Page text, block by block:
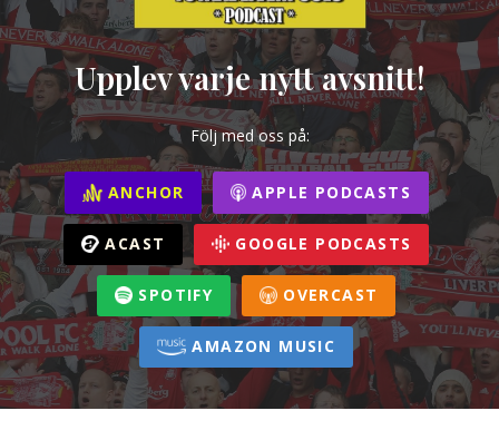
Upplev varje nytt avsnitt!
Följ med oss på:
ANCHOR APPLE PODCASTS
ACAST GOOGLE PODCASTS
SPOTIFY OVERCAST
AMAZON MUSIC